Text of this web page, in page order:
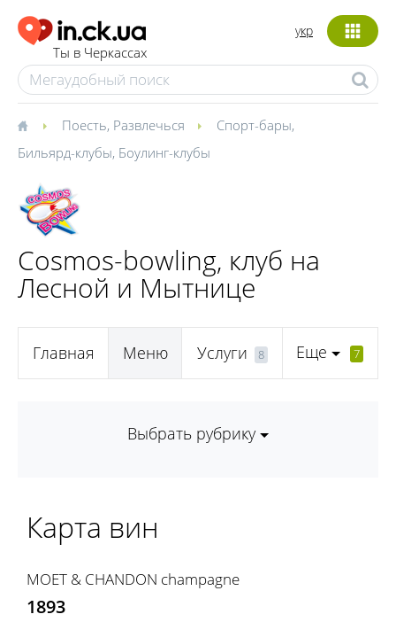
Ты в Черкассах
укр
Поесть, Развлечься Спорт-бары,
Бильярд-клубы, Боулинг-клубы
Cosmos-bowling, клуб на
Лесной и Мытнице
Главная Меню Услуги 8 Еще 7
Выбрать рубрику
Карта вин
MOET & CHANDON champagne
1893